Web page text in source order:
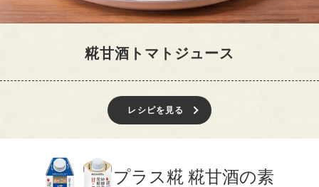
糀甘酒トマトジュース
レシピを見る
プラス糀 糀甘酒の素